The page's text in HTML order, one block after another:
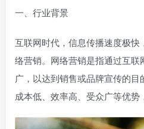
一、行业背景
互联网时代，信息传播速度极
络营销。网络营销是指通过互
广，以达到销售或品牌宣传的
成本低、效率高、受众广等优势